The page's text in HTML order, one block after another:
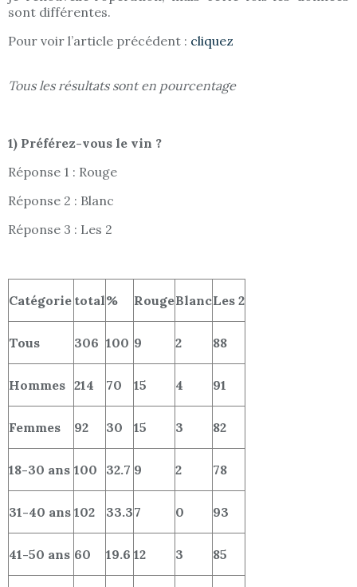
sont différentes.
Pour voir l’article précédent : cliquez
Tous les résultats sont en pourcentage
1) Préférez-vous le vin ?
Réponse 1 : Rouge
Réponse 2 : Blanc
Réponse 3 : Les 2
Catégorie total% RougeBlancLes 2
Tous 306 100 9 2 88
Hommes 214 70 15 4 91
Femmes 92 30 15 3 82
18-30 ans 100 32.7 9 2 78
31-40 ans 102 33.37 0 93
41-50 ans 60 19.6 12 3 85